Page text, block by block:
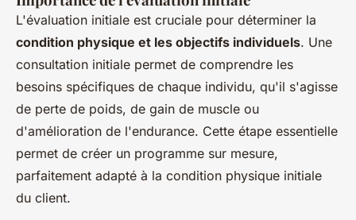
L'évaluation initiale est cruciale pour déterminer la
condition physique et les objectifs individuels. Une
consultation initiale permet de comprendre les
besoins spécifiques de chaque individu, qu'il s'agisse
de perte de poids, de gain de muscle ou
d'amélioration de l'endurance. Cette étape essentielle
permet de créer un programme sur mesure,
parfaitement adapté à la condition physique initiale
du client.